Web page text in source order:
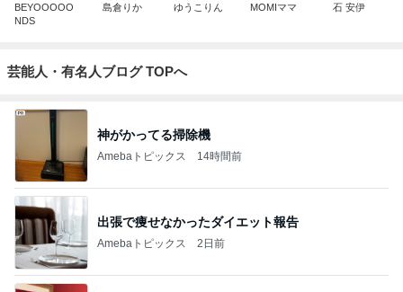
BEYOOOOO
NDS
島倉りか ゆうこりん MOMIママ 石 安伊
芸能人・有名人ブログ TOPへ
神がかってる掃除機
Amebaトピックス 14時間前
出張で痩せなかったダイエット報告
Amebaトピックス 2日前